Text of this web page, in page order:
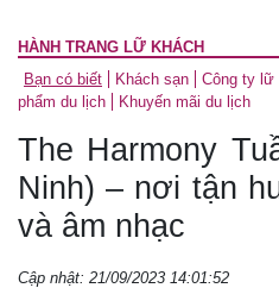
HÀNH TRANG LỮ KHÁCH
Bạn có biết
Khách sạn Công ty lữ
phẩm du lịch
Khuyến mãi du lịch
The Harmony
Ninh) – nơi tận
và âm nhạc
Cập nhật: 21/09/2023 14:01:52